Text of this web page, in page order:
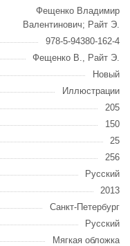
Фещенко Владимир
Валентинович; Райт Э.
978-5-94380-162-4
Фещенко В., Райт Э.
Новый
Иллюстрации
205
150
25
256
Русский
2013
Санкт-Петербург
Русский
Мягкая обложка